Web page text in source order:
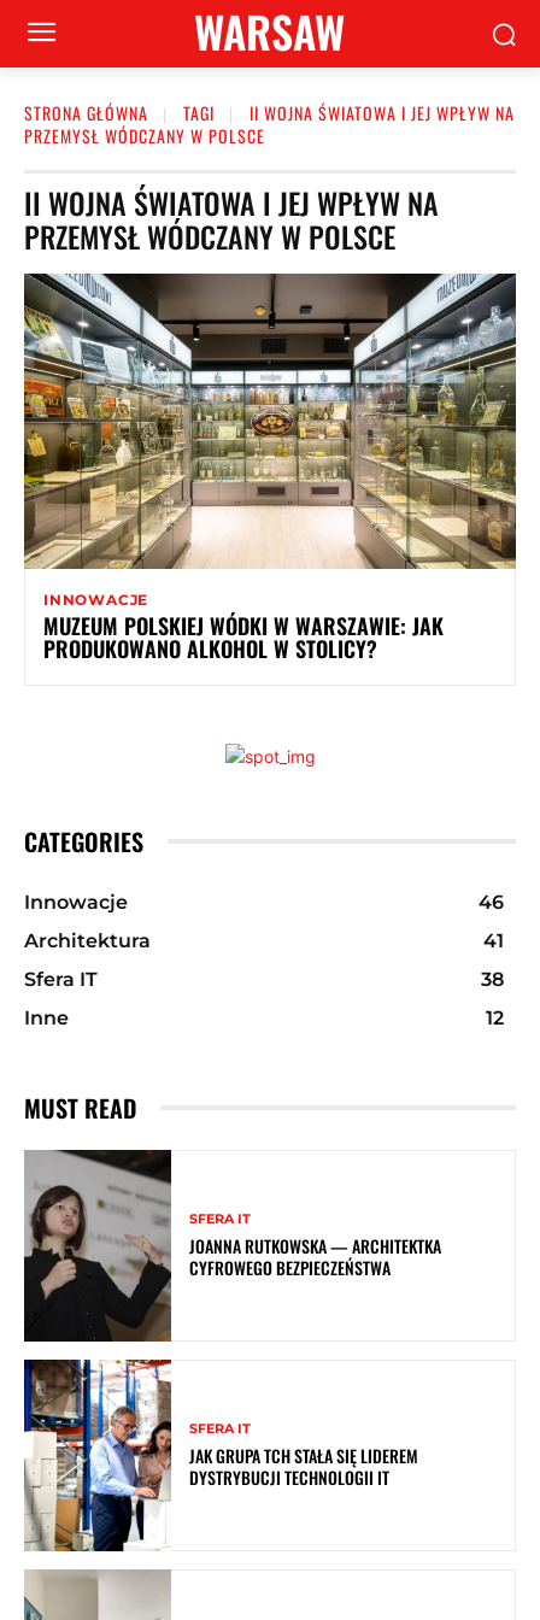
WARSAW
STRONA GŁÓWNA TAGI
II WOJNA ŚWIATOWA I JEJ WPŁYW NA
PRZEMYSŁ WÓDCZANY W POLSCE
II WOJNA ŚWIATOWA I JEJ WPŁYW NA
PRZEMYSŁ WÓDCZANY W POLSCE
INNOWACJE
MUZEUM POLSKIEJ WÓDKI W WARSZAWIE: JAK
PRODUKOWANO ALKOHOL W STOLICY?
CATEGORIES
Innowacje
46
Architektura
41
Sfera IT
38
Inne
12
MUST READ
SFERA IT
JOANNA RUTKOWSKA — ARCHITEKTKA
CYFROWEGO BEZPIECZEŃSTWA
SFERA IT
JAK GRUPA TCH STAŁA SIĘ LIDEREM
DYSTRYBUCJI TECHNOLOGII IT